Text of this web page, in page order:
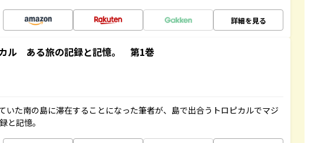
詳細を見る
ル ある旅の記録と記憶。 第1巻
いた南の島に滞在することになった筆者が、島で出合うトロピカルでマジ
と記憶。